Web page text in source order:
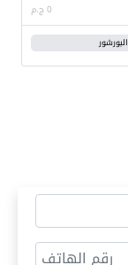
0 ج.م
البورشور